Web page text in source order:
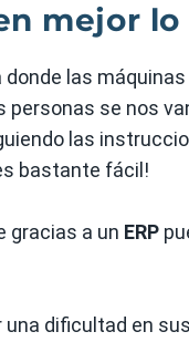
mejor
las
personas se nos
las
bastante fácil!
gracias a un ERP
dificultad en